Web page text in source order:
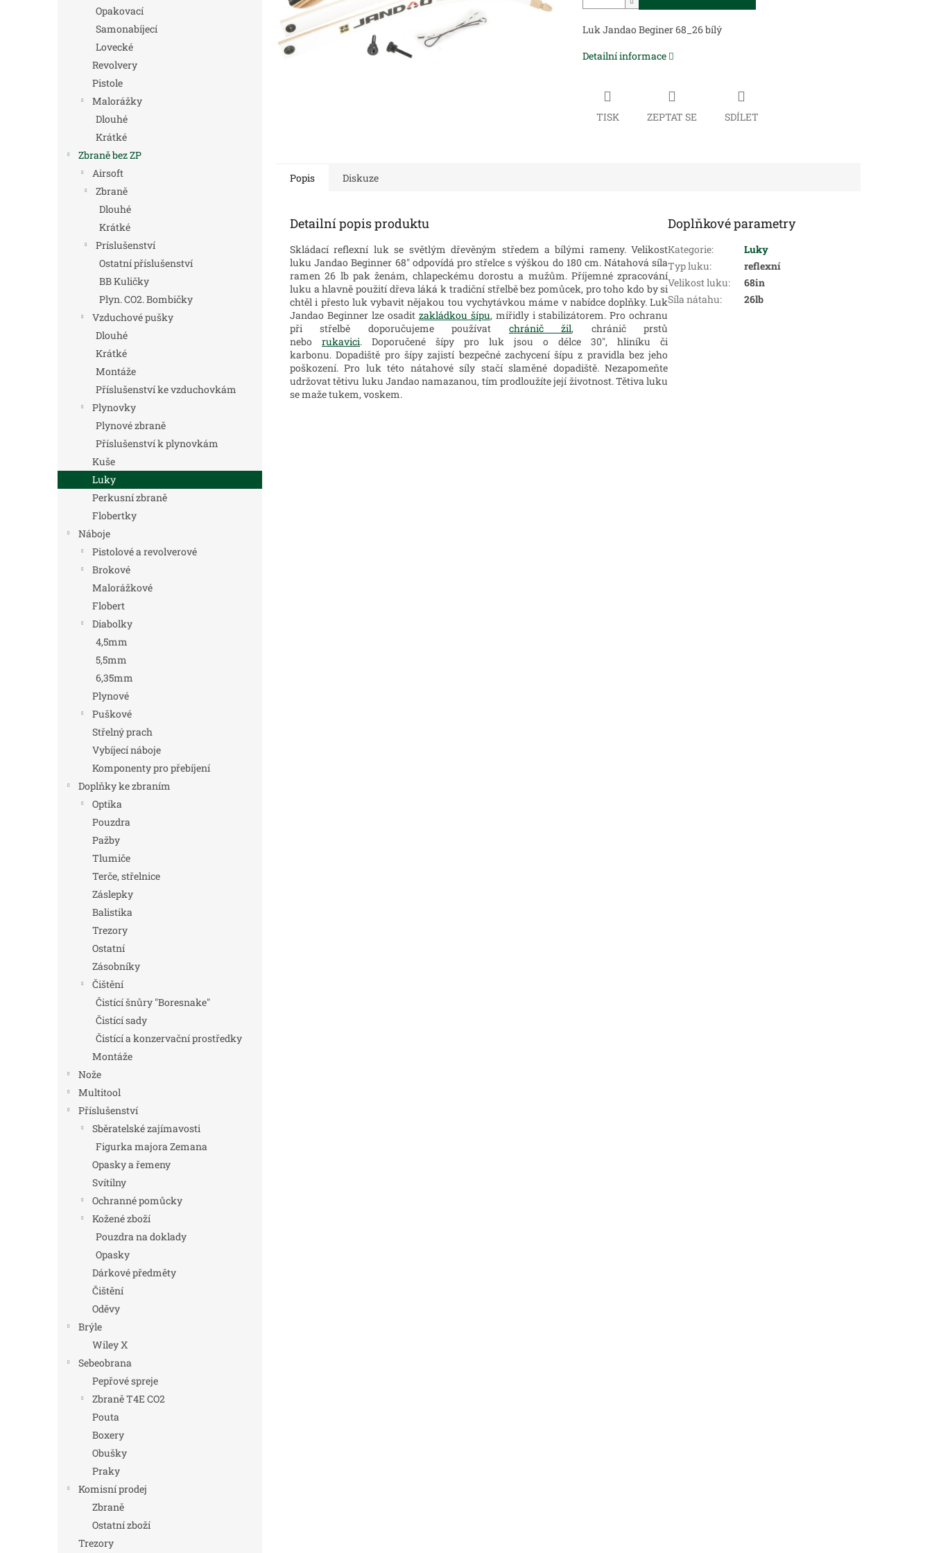
Opakovací
Samonabíjecí
Lovecké
Revolvery
Pistole
Malorážky
Dlouhé
Krátké
Zbraně bez ZP
Airsoft
Zbraně
Dlouhé
Krátké
Príslušenství
Ostatní příslušenství
BB Kuličky
Plyn. CO2. Bombičky
Vzduchové pušky
Dlouhé
Krátké
Montáže
Příslušenství ke vzduchovkám
Plynovky
Plynové zbraně
Příslušenství k plynovkám
Kuše
Luky
Perkusní zbraně
Flobertky
Náboje
Pistolové a revolverové
Brokové
Malorážkové
Flobert
Diabolky
4,5mm
5,5mm
6,35mm
Plynové
Puškové
Střelný prach
Vybíjecí náboje
Komponenty pro přebíjení
Doplňky ke zbraním
Optika
Pouzdra
Pažby
Tlumiče
Terče, střelnice
Záslepky
Balistika
Trezory
Ostatní
Zásobníky
Čištění
Čistící šnůry "Boresnake"
Čistící sady
Čistící a konzervační prostředky
Montáže
Nože
Multitool
Příslušenství
Sběratelské zajímavosti
Figurka majora Zemana
Opasky a řemeny
Svítilny
Ochranné pomůcky
Kožené zboží
Pouzdra na doklady
Opasky
Dárkové předměty
Čištění
Oděvy
Brýle
Wiley X
Sebeobrana
Pepřové spreje
Zbraně T4E CO2
Pouta
Boxery
Obušky
Praky
Komisní prodej
Zbraně
Ostatní zboží
Trezory
Luk Jandao Beginer 68_26 bílý
Detailní informace
TISK ZEPTAT SE SDÍLET
Popis Diskuze
Detailní popis produktu
Skládací reflexní luk se světlým dřevěným středem a bílými rameny. Velikost
luku Jandao Beginner 68" odpovídá pro střelce s výškou do 180 cm. Nátahová síla
ramen 26 lb pak ženám, chlapeckému dorostu a mužům. Příjemné zpracování
luku a hlavně použití dřeva láká k tradiční střelbě bez pomůcek, pro toho kdo by si
chtěl i přesto luk vybavit nějakou tou vychytávkou máme v nabídce doplňky. Luk
Jandao Beginner lze osadit zakládkou šípu, mířidly i stabilizátorem. Pro ochranu
při střelbě doporučujeme používat chránič žil, chránič prstů
neborukavici. Doporučené šípy pro luk jsou o délce 30", hliníku či
karbonu. Dopadiště pro šípy zajistí bezpečné zachycení šípu z pravidla bez jeho
poškození. Pro luk této nátahové síly stačí slaměné dopadiště. Nezapomeňte
udržovat tětivu luku Jandao namazanou, tím prodloužíte její životnost. Tětiva luku
se maže tukem, voskem.
Doplňkové parametry
Kategorie:
Luky
Typ luku:
reflexní
Velikost luku:
68in
Síla nátahu: 26lb